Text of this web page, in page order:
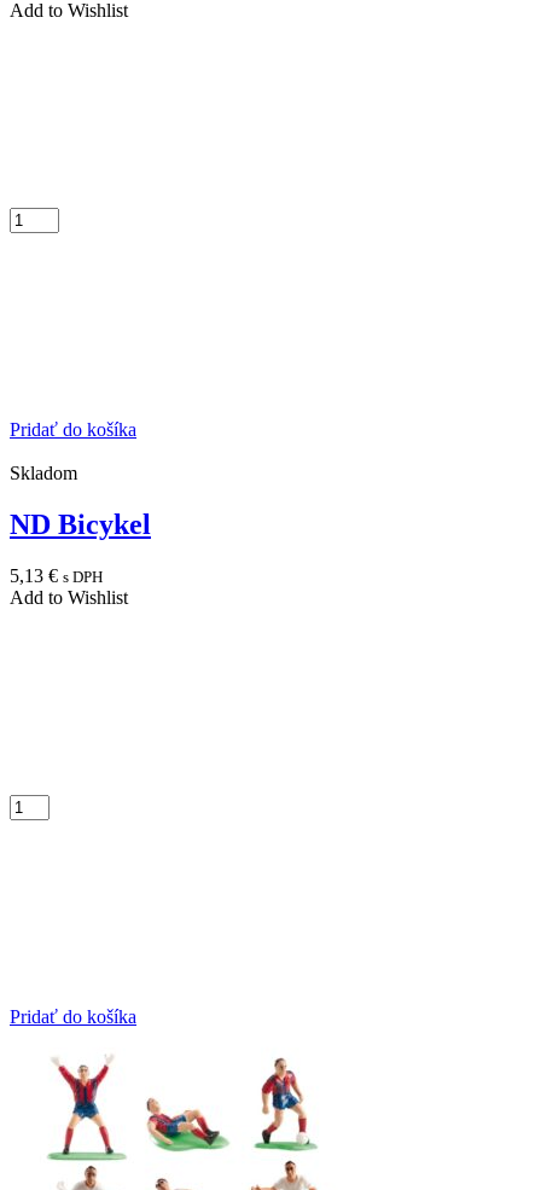
Add to Wishlist
Pridať do košíka
Skladom
ND Bicykel
5,13 € s DPH
Add to Wishlist
Pridať do košíka